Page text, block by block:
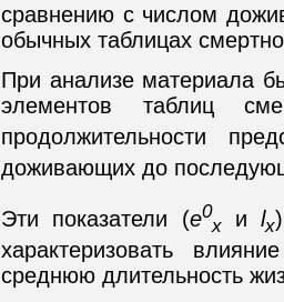
сравнению с числом
обычных таблицах
При анализе материала
элементов таблиц
продолжительности
доживающих до
Эти показатели (e0
xиlx
характеризовать
среднюю длительность